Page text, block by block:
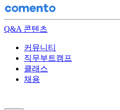
Q&A 콘텐츠
커뮤니티
직무부트캠프
클래스
채용